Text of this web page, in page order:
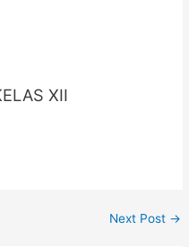
XII
Next Post →